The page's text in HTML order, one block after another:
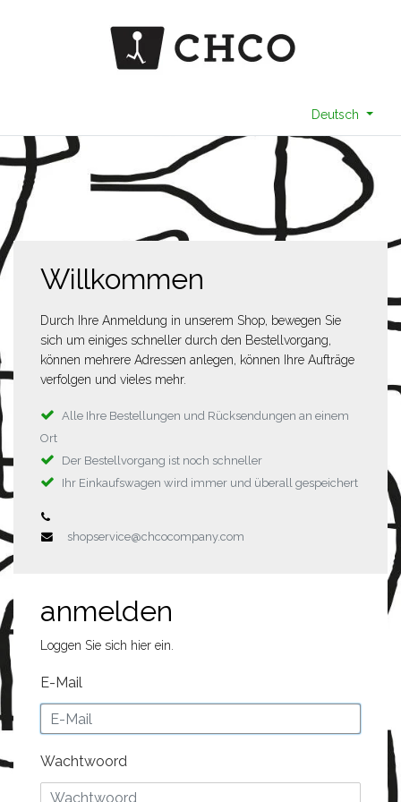
Deutsch
Willkommen
Durch Ihre Anmeldung in unserem Shop, bewegen Sie
sich um einiges schneller durch den Bestellvorgang,
können mehrere Adressen anlegen, können Ihre Aufträge
verfolgen und vieles mehr.
Alle Ihre Bestellungen und Rücksendungen an einem
Ort
Der Bestellvorgang ist noch schneller
Ihr Einkaufswagen wird immer und überall gespeichert
shopservice@chcocompany.com
anmelden
Loggen Sie sich hier ein.
E-Mail
Wachtwoord